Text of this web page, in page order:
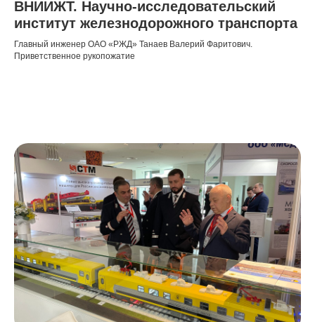
ВНИИЖТ. Научно-исследовательский
институт железнодорожного транспорта
Главный инженер ОАО «РЖД» Танаев Валерий Фаритович.
Приветственное рукопожатие